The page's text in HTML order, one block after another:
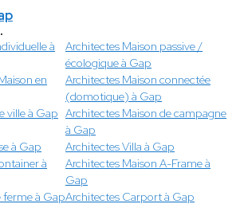
à
Architectes Maison passive /
écologique à Gap
en
Architectes Maison connectée
(domotique) à Gap
ville à Gap Architectes Maison de campagne
à Gap
à Gap
Architectes Villa à Gap
à
Architectes Maison A-Frame à
Gap
ferme à GapArchitectes Carport à Gap